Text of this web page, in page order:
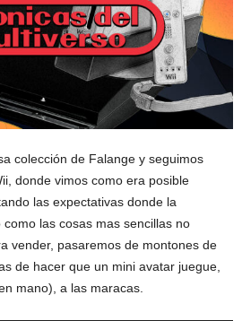
colección de Falange y seguimos
donde vimos como era posible
las expectativas donde la
las cosas mas sencillas no
vender, pasaremos de montones de
de hacer que un mini avatar juegue,
mano), a las maracas.